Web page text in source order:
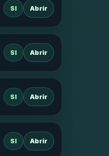
SI Abrir
SI Abrir
SI Abrir
SI Abrir